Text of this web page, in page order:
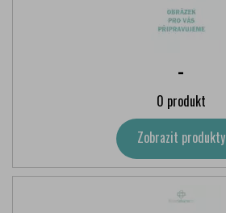
-
0 produkt
Zobrazit produkty